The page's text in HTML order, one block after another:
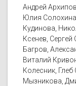
Андрей
Юлия
Кудинова,
Ксенев,
Багров,
Виталий
Колесник,
Мызникова,